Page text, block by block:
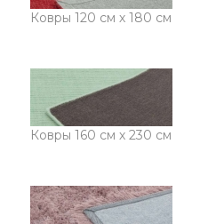
Ковры 120 см х 180 см
Ковры 160 см х 230 см